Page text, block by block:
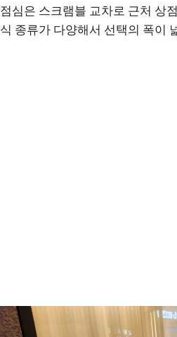
점심은 스크램블 교차로 근처 상
식 종류가 다양해서 선택의 폭이